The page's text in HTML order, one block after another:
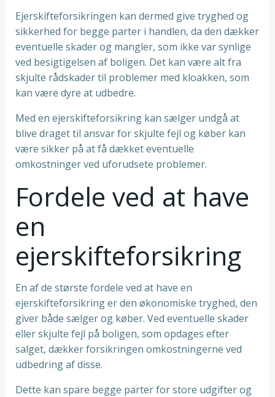
Ejerskifteforsikringen kan dermed give tryghed og
sikkerhed for begge parter i handlen, da den dækker
eventuelle skader og mangler, som ikke var synlige
ved besigtigelsen af boligen. Det kan være alt fra
skjulte rådskader til problemer med kloakken, som
kan være dyre at udbedre.
Med en ejerskifteforsikring kan sælger undgå at
blive draget til ansvar for skjulte fejl og køber kan
være sikker på at få dækket eventuelle
omkostninger ved uforudsete problemer.
Fordele ved at have
en
ejerskifteforsikring
En af de største fordele ved at have en
ejerskifteforsikring er den økonomiske tryghed, den
giver både sælger og køber. Ved eventuelle skader
eller skjulte fejl på boligen, som opdages efter
salget, dækker forsikringen omkostningerne ved
udbedring af disse.
Dette kan spare begge parter for store udgifter og